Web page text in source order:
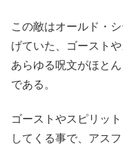
この敵はオールド・
げていた、ゴースト
あらゆる呪文がほと
である。
ゴーストやスピリッ
してくる事で、アス